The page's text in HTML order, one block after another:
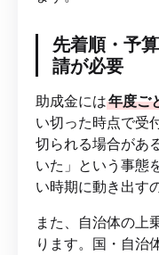
先着順・予
請が必要
助成金には年度ご
い切った時点で受
切られる場合があ
いた」という事態
い時期に動き出す
また、自治体の上
ります。国・自治